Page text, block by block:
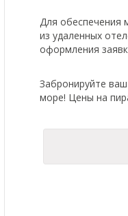
Для обеспечения
из удаленных
оформления
Забронируйте
море! Цены на